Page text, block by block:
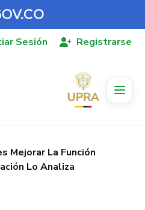
Sesión Registrarse
Mejorar La Función
Lo Analiza